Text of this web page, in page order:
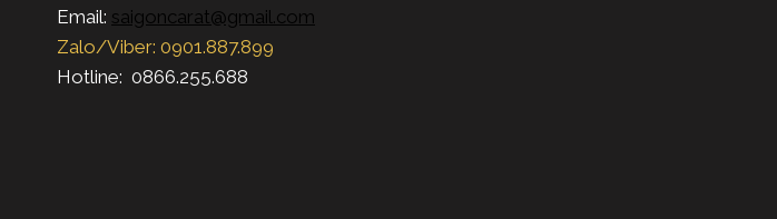
Email: saigoncarat@gmail.com
Zalo/Viber: 0901.887.899
Hotline: 0866.255.688